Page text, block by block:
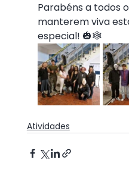
Parabéns a todos
manterem viva
especial! 🎃🕸️
Atividades